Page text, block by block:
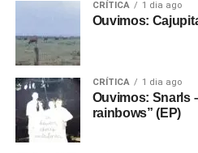
CRÍTICA 1 dia ago
Ouvimos:
CRÍTICA 1 dia ago
Ouvimos: Snarls
rainbows” (EP)